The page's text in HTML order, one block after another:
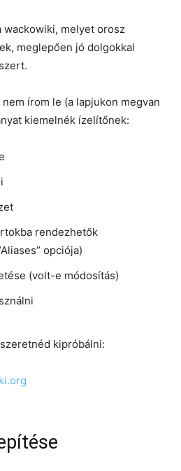
wackowiki, melyet orosz
meglepően jó dolgokkal
írom le (a lapjukon megvan
kiemelnék ízelítőnek:
rendezhetők
opciója)
(volt-e módosítás)
kipróbálni: